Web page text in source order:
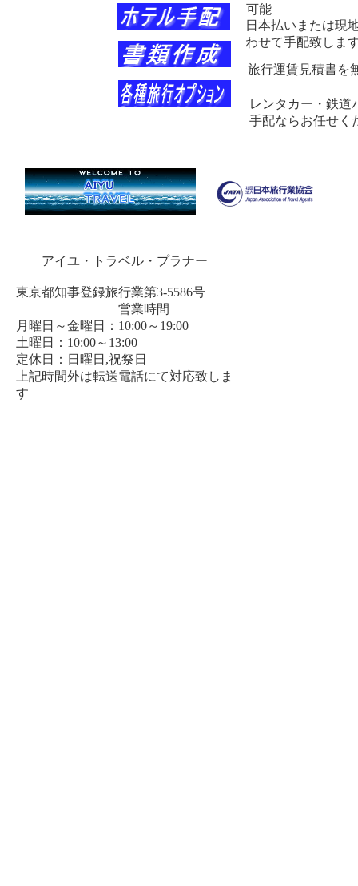
可能
日本払いまたは現
わせて手配致しま
旅行運賃見積書を
レンタカー・鉄道
手配ならお任せく
アイユ・トラベル・プラナー
東京都知事登録旅行業第3-5586号
営業時間
月曜日～金曜日：10:00～19:00
土曜日：10:00～13:00
定休日：日曜日,祝祭日
上記時間外は転送電話にて対応致しま
す